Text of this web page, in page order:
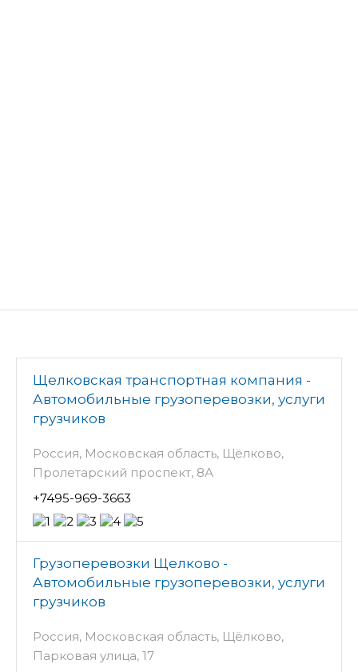
Щелковская транспортная компания -
Автомобильные грузоперевозки, услуги
грузчиков
Россия, Московская область, Щёлково,
Пролетарский проспект, 8А
+7495-969-3663
Грузоперевозки Щелково -
Автомобильные грузоперевозки, услуги
грузчиков
Россия, Московская область, Щёлково,
Парковая улица, 17